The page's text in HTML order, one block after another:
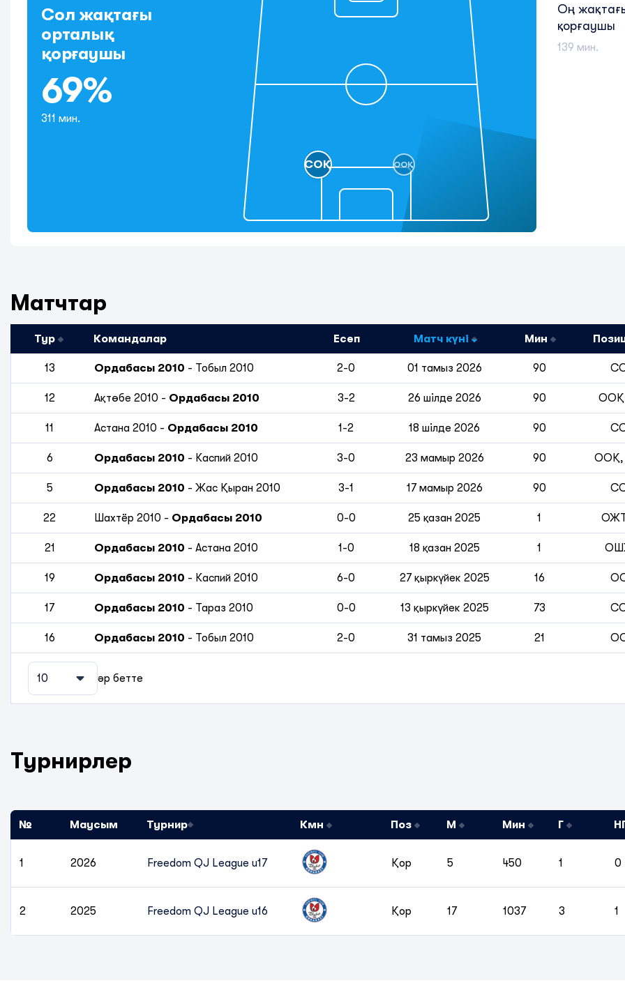
Сол жақтағы
орталық
қорғаушы
69%
311 мин.
СОҚ ООҚ
Оң
қорғаушы
139 мин.
Матчтар
Тур Командалар Есеп Матч күні Мин
13 Ордабасы 2010 - Тобыл 2010 2-0 01 тамыз 2026 90
12 Ақтөбе 2010 - Ордабасы 2010 3-2 26 шілде 2026 90
11 Астана 2010 - Ордабасы 2010 1-2 18 шілде 2026 90
6 Ордабасы 2010 - Каспий 2010 3-0 23 мамыр 2026 90
5 Ордабасы 2010 - Жас Қыран 2010 3-1 17 мамыр 2026 90
22 Шахтёр 2010 - Ордабасы 2010 0-0 25 қазан 2025 1
21 Ордабасы 2010 - Астана 2010 1-0 18 қазан 2025 1
19 Ордабасы 2010 - Каспий 2010 6-0 27 қыркүйек 2025 16
17 Ордабасы 2010 - Тараз 2010 0-0 13 қыркүйек 2025 73
16 Ордабасы 2010 - Тобыл 2010 2-0 31 тамыз 2025 21
10 әр бетте
Турнирлер
№ Маусым Турнир Кмн Поз М Мин Г
1 2026 Freedom QJ League u17 Қор 5 450 1 0
2 2025 Freedom QJ League u16 Қор 17 1037 3 1